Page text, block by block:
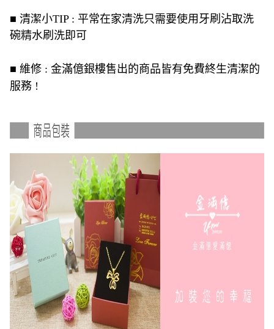
■ 清潔小TIP : 平常在家清洗只需要使用牙刷沾取洗
碗精水刷洗即可
■ 維修 : 金滿億銀樓售出的商品皆有免費終生清潔的
服務 !